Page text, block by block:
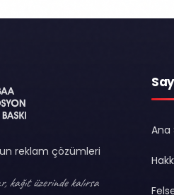
reklam çözümleri
kağıt üzerinde kalırsa
Ana